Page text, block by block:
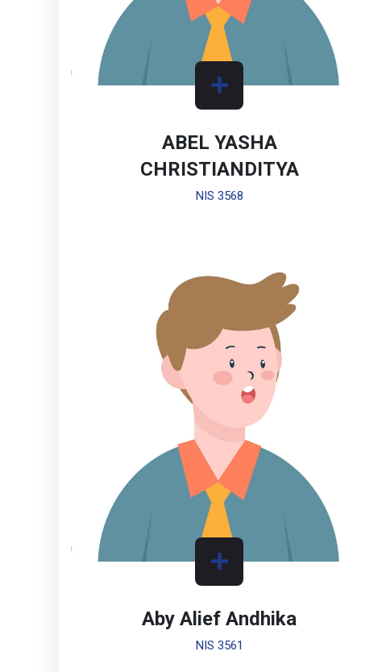
ABEL YASHA
CHRISTIANDITYA
NIS 3568
Aby Alief Andhika
NIS 3561